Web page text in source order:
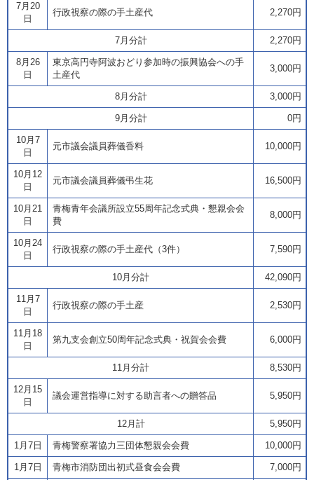
7月20
日
行政視察の際の手土産代 2,270円
7月分計 2,270円
8月26
日
東京高円寺阿波おどり参加時の振興協会への手
土産代
3,000円
8月分計 3,000円
9月分計 0円
10月7
日
元市議会議員葬儀香料 10,000円
10月12
日
元市議会議員葬儀弔生花 16,500円
10月21
日
青梅青年会議所設立55周年記念式典・懇親会会
費
8,000円
10月24
日
行政視察の際の手土産代（3件） 7,590円
10月分計 42,090円
11月7
日
行政視察の際の手土産 2,530円
11月18
日
第九支会創立50周年記念式典・祝賀会会費 6,000円
11月分計 8,530円
12月15
日
議会運営指導に対する助言者への贈答品 5,950円
12月計 5,950円
1月7日 青梅警察署協力三団体懇親会会費 10,000円
1月7日 青梅市消防団出初式昼食会会費 7,000円